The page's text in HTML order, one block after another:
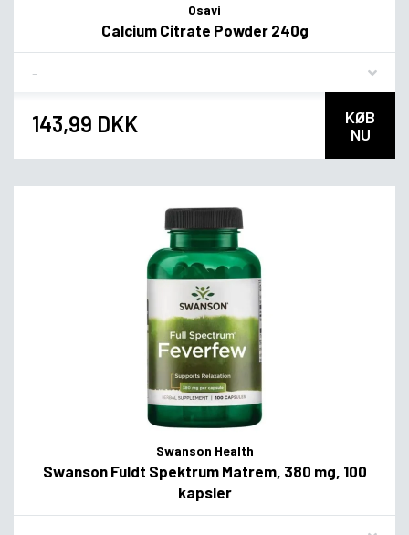
Osavi
Calcium Citrate Powder 240g
143,99 DKK
KØB
NU
Swanson Health
Swanson Fuldt Spektrum Matrem, 380 mg, 100
kapsler